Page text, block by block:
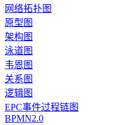
网络拓扑图
原型图
架构图
泳道图
韦恩图
关系图
逻辑图
EPC事件过程链图
BPMN2.0